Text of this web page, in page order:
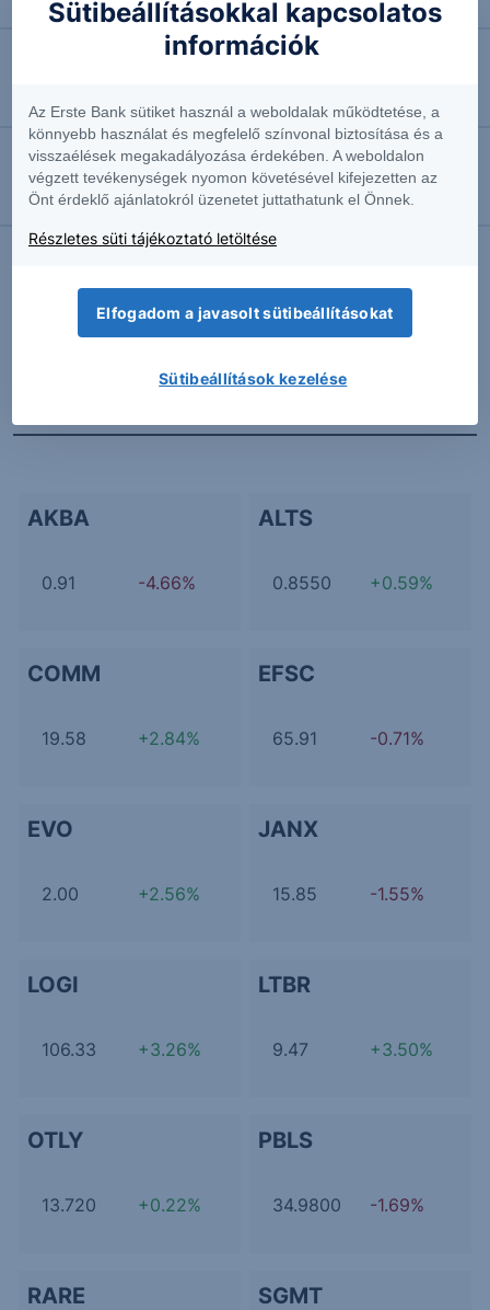
Négyhavi mélyponton a forint
EURUSD: munkapiaci jelentésre várva
2026.08.07. 10:37
Megint emelkedésben az olaj
További Erste elemzések
AKBA
0.91 -4.66%
ALTS
0.8550 +0.59%
COMM
19.58 +2.84%
EFSC
65.91 -0.71%
EVO
2.00 +2.56%
JANX
15.85 -1.55%
LOGI
106.33 +3.26%
LTBR
9.47 +3.50%
OTLY
13.720 +0.22%
PBLS
34.9800 -1.69%
RARE SGMT
Sütibeállításokkal kapcsolatos
információk
Az Erste Bank sütiket használ a weboldalak működtetése, a
könnyebb használat és megfelelő színvonal biztosítása és a
visszaélések megakadályozása érdekében. A weboldalon
végzett tevékenységek nyomon követésével kifejezetten az
Önt érdeklő ajánlatokról üzenetet juttathatunk el Önnek.
Részletes süti tájékoztató letöltése
Elfogadom a javasolt sütibeállításokat
Sütibeállítások kezelése